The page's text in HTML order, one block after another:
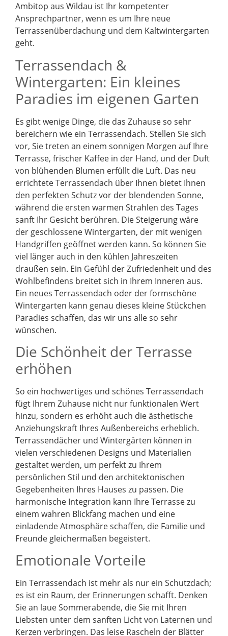
Ambitop aus Wildau ist Ihr kompetenter
Ansprechpartner, wenn es um Ihre neue
Terrassenüberdachung und dem Kaltwintergarten
geht.
Terrassendach &
Wintergarten: Ein kleines
Paradies im eigenen Garten
Es gibt wenige Dinge, die das Zuhause so sehr
bereichern wie ein Terrassendach. Stellen Sie sich
vor, Sie treten an einem sonnigen Morgen auf Ihre
Terrasse, frischer Kaffee in der Hand, und der Duft
von blühenden Blumen erfüllt die Luft. Das neu
errichtete Terrassendach über Ihnen bietet Ihnen
den perfekten Schutz vor der blendenden Sonne,
während die ersten warmen Strahlen des Tages
sanft Ihr Gesicht berühren. Die Steigerung wäre
der geschlossene Wintergarten, der mit wenigen
Handgriffen geöffnet werden kann. So können Sie
viel länger auch in den kühlen Jahreszeiten
draußen sein. Ein Gefühl der Zufriedenheit und des
Wohlbefindens breitet sich in Ihrem Inneren aus.
Ein neues Terrassendach oder der formschöne
Wintergarten kann genau dieses kleine Stückchen
Paradies schaffen, das wir uns alle so sehr
wünschen.
Die Schönheit der Terrasse
erhöhen
So ein hochwertiges und schönes Terrassendach
fügt Ihrem Zuhause nicht nur funktionalen Wert
hinzu, sondern es erhöht auch die ästhetische
Anziehungskraft Ihres Außenbereichs erheblich.
Terrassendächer und Wintergärten können in
vielen verschiedenen Designs und Materialien
gestaltet werden, um perfekt zu Ihrem
persönlichen Stil und den architektonischen
Gegebenheiten Ihres Hauses zu passen. Die
harmonische Integration kann Ihre Terrasse zu
einem wahren Blickfang machen und eine
einladende Atmosphäre schaffen, die Familie und
Freunde gleichermaßen begeistert.
Emotionale Vorteile
Ein Terrassendach ist mehr als nur ein Schutzdach;
es ist ein Raum, der Erinnerungen schafft. Denken
Sie an laue Sommerabende, die Sie mit Ihren
Liebsten unter dem sanften Licht von Laternen und
Kerzen verbringen. Das leise Rascheln der Blätter